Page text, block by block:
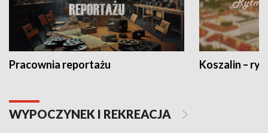
Pracownia reportażu Koszalin –
WYPOCZYNEK I REKREACJA